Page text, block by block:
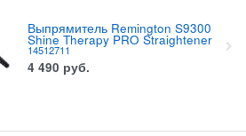
Выпрямитель Remington S9300
Shine Therapy PRO Straightener
14512711
4 490 руб.